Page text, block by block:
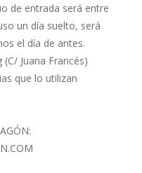
de entrada será entre
un día suelto, será
el día de antes.
Juana Francés)
que lo utilizan